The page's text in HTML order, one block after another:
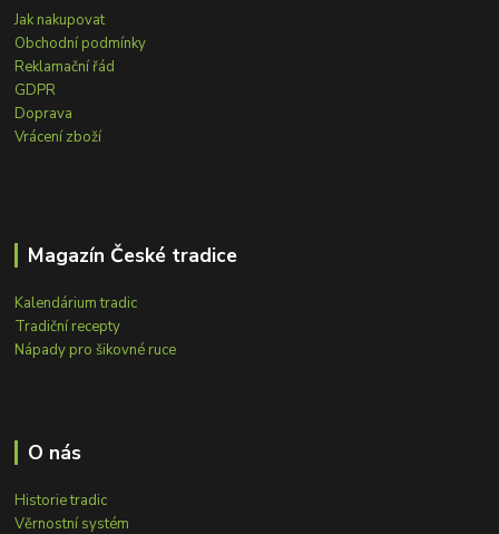
Jak nakupovat
Obchodní podmínky
Reklamační řád
GDPR
Doprava
Vrácení zboží
Magazín České tradice
Kalendárium tradic
Tradiční recepty
Nápady pro šikovné ruce
O nás
Historie tradic
Věrnostní systém